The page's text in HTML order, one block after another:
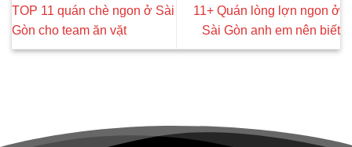
TOP 11 quán chè ngon ở Sài
Gòn cho team ăn vặt
11+ Quán lòng lợn ngon ở
Sài Gòn anh em nên biết